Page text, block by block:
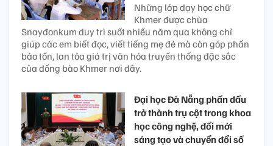
Những lớp dạy học chữ
Khmer được chùa
Snayđonkum duy trì suốt nhiều năm qua không chỉ
giúp các em biết đọc, viết tiếng mẹ đẻ mà còn góp phần
bảo tồn, lan tỏa giá trị văn hóa truyền thống đặc sắc
của đồng bào Khmer nơi đây.
Đại học Đà Nẵng phấn đấu
trở thành trụ cột trong khoa
học công nghệ, đổi mới
sáng tạo và chuyển đổi số